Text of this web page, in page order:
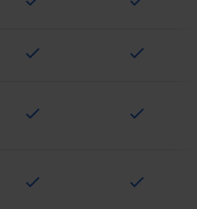
check check
check check
check check